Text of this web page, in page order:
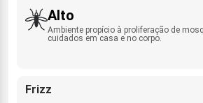
Alto
Ambiente propício à proliferação de
cuidados em casa e no corpo.
Frizz